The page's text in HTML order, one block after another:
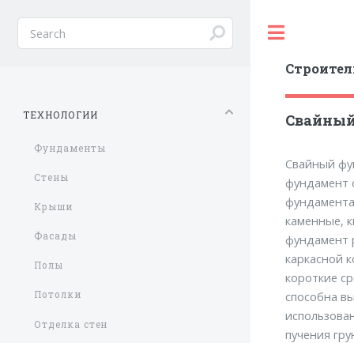
Свайный
фундамент
каменные,
фундамент
каркасной
короткие
способна
пучения
ТЕХНОЛОГИИ
Фундаменты
Стены
Крыши
Фасады
Полы
Потолки
Отделка стен